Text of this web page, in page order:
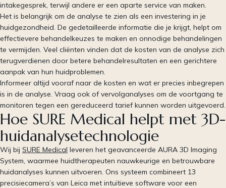
intakegesprek, terwijl andere er een aparte service van maken.
Het is belangrijk om de analyse te zien als een investering in je
huidgezondheid. De gedetailleerde informatie die je krijgt, helpt om
effectievere behandelkeuzes te maken en onnodige behandelingen
te vermijden. Veel cliënten vinden dat de kosten van de analyse zich
terugverdienen door betere behandelresultaten en een gerichtere
aanpak van hun huidproblemen.
Informeer altijd vooraf naar de kosten en wat er precies inbegrepen
is in de analyse. Vraag ook of vervolganalyses om de voortgang te
monitoren tegen een gereduceerd tarief kunnen worden uitgevoerd.
Hoe SURE Medical helpt met 3D-
huidanalysetechnologie
Wij bij SURE Medical leveren het geavanceerde AURA 3D Imaging
System, waarmee huidtherapeuten nauwkeurige en betrouwbare
huidanalyses kunnen uitvoeren. Ons systeem combineert 13
precisiecamera’s van Leica met intuïtieve software voor een